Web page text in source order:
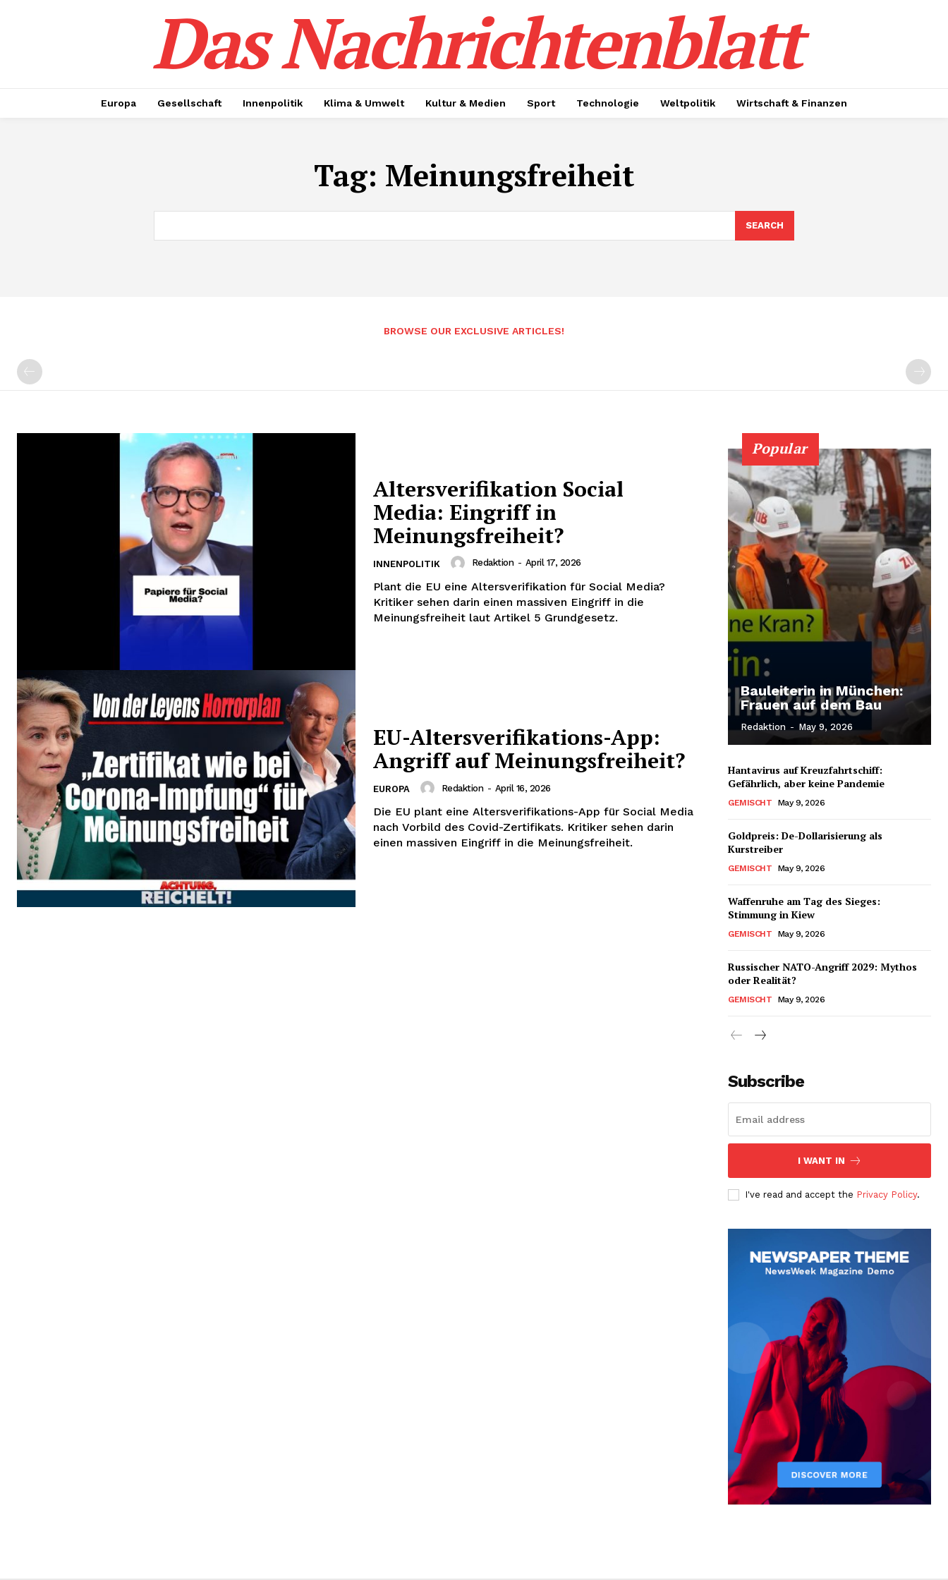
Das Nachrichtenblatt
Europa Gesellschaft Innenpolitik Klima & Umwelt Kultur & Medien Sport Technologie Weltpolitik Wirtschaft & Finanzen
Tag: Meinungsfreiheit
SEARCH
BROWSE OUR EXCLUSIVE ARTICLES!
Altersverifikation Social
Media: Eingriff in
Meinungsfreiheit?
INNENPOLITIK Redaktion - April 17, 2026
Plant die EU eine Altersverifikation für Social Media?
Kritiker sehen darin einen massiven Eingriff in die
Meinungsfreiheit laut Artikel 5 Grundgesetz.
EU-Altersverifikations-App:
Angriff auf Meinungsfreiheit?
EUROPA Redaktion - April 16, 2026
Die EU plant eine Altersverifikations-App für Social Media
nach Vorbild des Covid-Zertifikats. Kritiker sehen darin
einen massiven Eingriff in die Meinungsfreiheit.
Popular
Bauleiterin in München:
Frauen auf dem Bau
Redaktion - May 9, 2026
Hantavirus auf Kreuzfahrtschiff:
Gefährlich, aber keine Pandemie
GEMISCHT May 9, 2026
Goldpreis: De-Dollarisierung als
Kurstreiber
GEMISCHT May 9, 2026
Waffenruhe am Tag des Sieges:
Stimmung in Kiew
GEMISCHT May 9, 2026
Russischer NATO-Angriff 2029: Mythos
oder Realität?
GEMISCHT May 9, 2026
Subscribe
I WANT IN
I've read and accept the Privacy Policy.